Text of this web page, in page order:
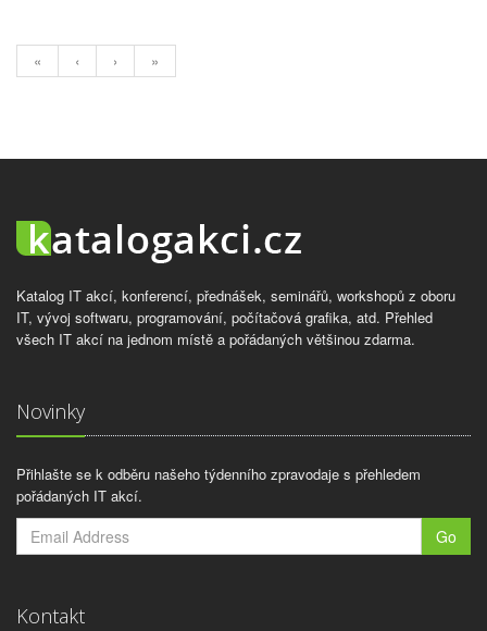
« ‹ › »
Katalog IT akcí, konferencí, přednášek, seminářů, workshopů z oboru
IT, vývoj softwaru, programování, počítačová grafika, atd. Přehled
všech IT akcí na jednom místě a pořádaných většinou zdarma.
Novinky
Přihlašte se k odběru našeho týdenního zpravodaje s přehledem
pořádaných IT akcí.
Go
Kontakt